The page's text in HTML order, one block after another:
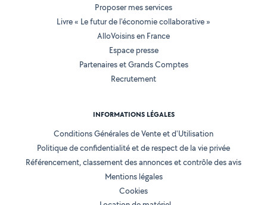
Proposer mes services
Livre « Le futur de l'économie collaborative »
AlloVoisins en France
Espace presse
Partenaires et Grands Comptes
Recrutement
INFORMATIONS LÉGALES
Conditions Générales de Vente et d'Utilisation
Politique de confidentialité et de respect de la vie privée
Référencement, classement des annonces et contrôle des avis
Mentions légales
Cookies